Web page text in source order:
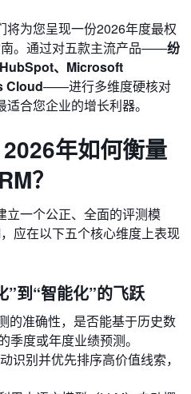
为您呈现一份2026年度最权
南。通过对五款主流产品——纷
、Microsoft
Cloud——进行多维度硬核对
合您企业的增长利器。
年如何衡量
？
立一个公正、全面的评测模
应在以下五个核心维度上表现
”到“智能化”的飞跃
的准确性，是否能基于历史数
季度或年度业绩预测。
识别并优先排序高价值线索，